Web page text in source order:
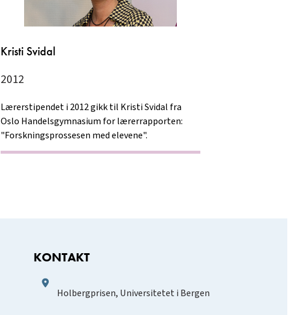
Kristi Svidal
2012
Lærerstipendet i 2012 gikk til Kristi Svidal fra
Oslo Handelsgymnasium for lærerrapporten:
"Forskningsprossesen med elevene".
KONTAKT
Holbergprisen, Universitetet i Bergen